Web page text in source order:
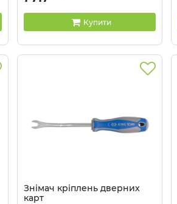
Купити
Знімач кріплень дверних
карт